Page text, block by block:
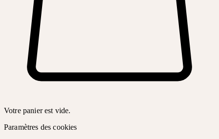
Votre panier est vide.
Paramètres des cookies